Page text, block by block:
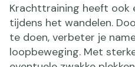
Krachttraining heeft ook
tijdens het wandelen.
te doen, verbeter je
loopbeweging. Met